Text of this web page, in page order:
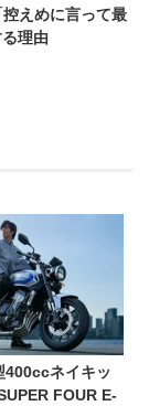
えめに言って最
理由
400ccネイキッ
FOUR E-